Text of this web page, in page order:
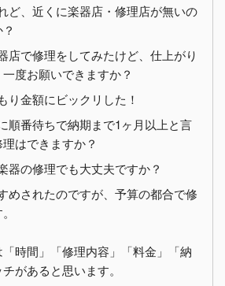
ど、近くに楽器店・修理店が無いの
店で修理をしてみたけど、仕上がり
度お願いできますか？
り金額にビックリした！
順番待ちで納期まで1ヶ月以上と言
はできますか？
器の修理でも大丈夫ですか？
めされたのですが、予算の都合で修
時間」「修理内容」「料金」「納
があると思います。